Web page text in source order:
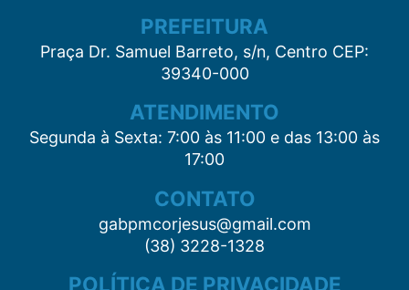
PREFEITURA
Praça Dr. Samuel Barreto, s/n, Centro CEP:
39340-000
ATENDIMENTO
Segunda à Sexta: 7:00 às 11:00 e das 13:00 às
17:00
CONTATO
gabpmcorjesus@gmail.com
(38) 3228-1328
POLÍTICA DE PRIVACIDADE